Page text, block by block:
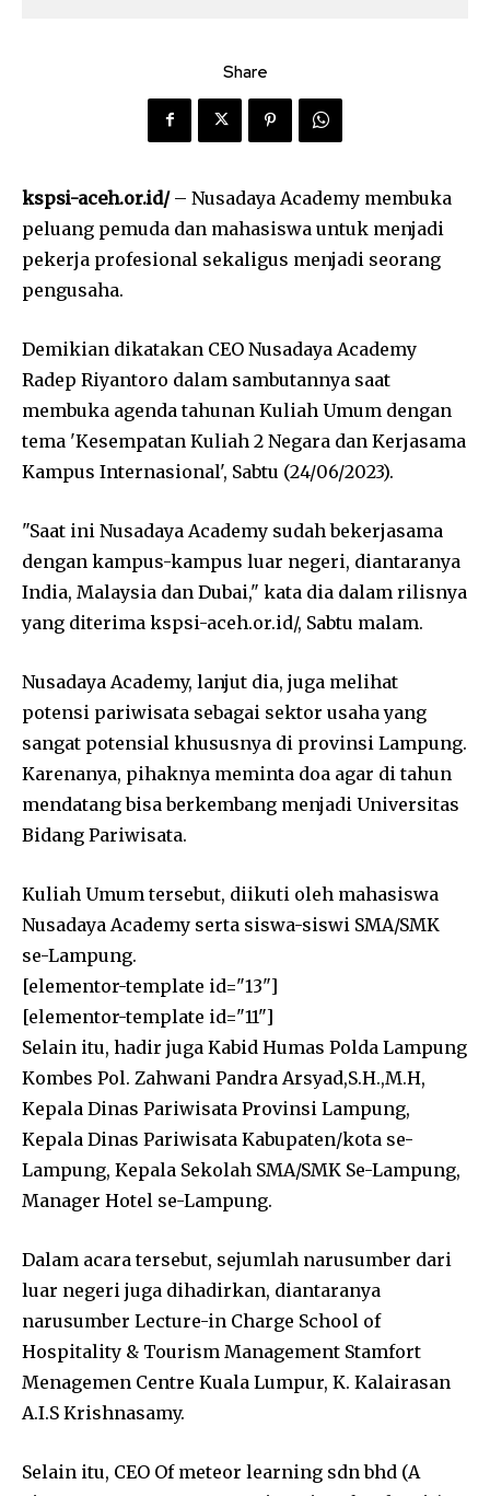
Share
kspsi-aceh.or.id/– Nusadaya Academy membuka
peluang pemuda dan mahasiswa untuk menjadi
pekerja profesional sekaligus menjadi seorang
pengusaha.
Demikian dikatakan CEO Nusadaya Academy
Radep Riyantoro dalam sambutannya saat
membuka agenda tahunan Kuliah Umum dengan
tema 'Kesempatan Kuliah 2 Negara dan Kerjasama
Kampus Internasional', Sabtu (24/06/2023).
"Saat ini Nusadaya Academy sudah bekerjasama
dengan kampus-kampus luar negeri, diantaranya
India, Malaysia dan Dubai," kata dia dalam rilisnya
yang diterima kspsi-aceh.or.id/, Sabtu malam.
Nusadaya Academy, lanjut dia, juga melihat
potensi pariwisata sebagai sektor usaha yang
sangat potensial khususnya di provinsi Lampung.
Karenanya, pihaknya meminta doa agar di tahun
mendatang bisa berkembang menjadi Universitas
Bidang Pariwisata.
Kuliah Umum tersebut, diikuti oleh mahasiswa
Nusadaya Academy serta siswa-siswi SMA/SMK
se-Lampung.
[elementor-template id="13"]
[elementor-template id="11"]
Selain itu, hadir juga Kabid Humas Polda Lampung
Kombes Pol. Zahwani Pandra Arsyad,S.H.,M.H,
Kepala Dinas Pariwisata Provinsi Lampung,
Kepala Dinas Pariwisata Kabupaten/kota se-
Lampung, Kepala Sekolah SMA/SMK Se-Lampung,
Manager Hotel se-Lampung.
Dalam acara tersebut, sejumlah narusumber dari
luar negeri juga dihadirkan, diantaranya
narusumber Lecture-in Charge School of
Hospitality & Tourism Management Stamfort
Menagemen Centre Kuala Lumpur, K. Kalairasan
A.I.S Krishnasamy.
Selain itu, CEO Of meteor learning sdn bhd (A